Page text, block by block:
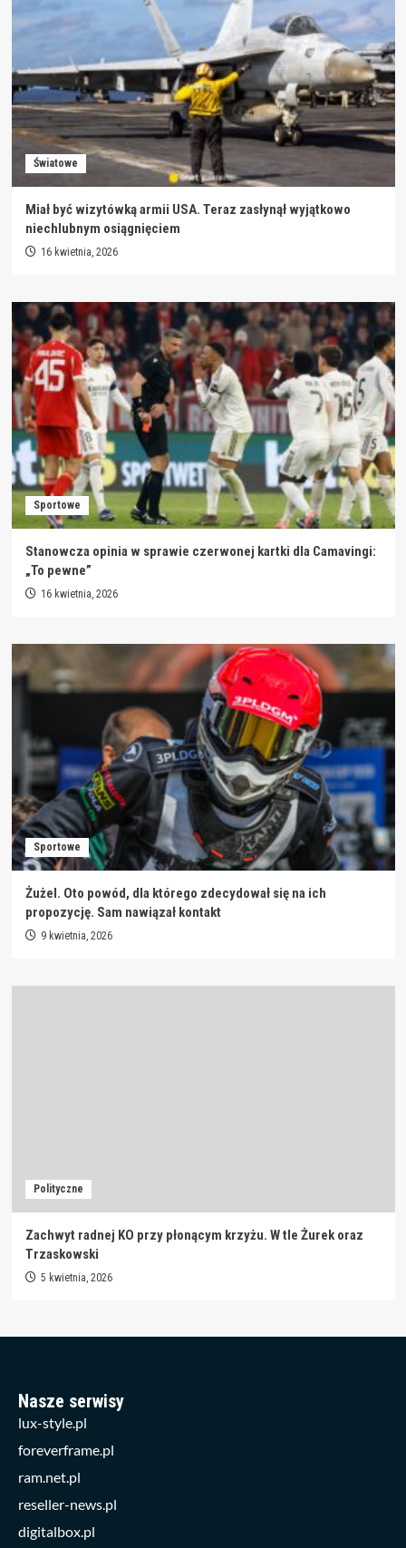
Światowe
Miał być wizytówką armii USA. Teraz zasłynął wyjątkowo
niechlubnym osiągnięciem
16 kwietnia, 2026
Sportowe
Stanowcza opinia w sprawie czerwonej kartki dla Camavingi:
„To pewne”
16 kwietnia, 2026
Sportowe
Żużel. Oto powód, dla którego zdecydował się na ich
propozycję. Sam nawiązał kontakt
9 kwietnia, 2026
Polityczne
Zachwyt radnej KO przy płonącym krzyżu. W tle Żurek oraz
Trzaskowski
5 kwietnia, 2026
Nasze serwisy
lux-style.pl
foreverframe.pl
ram.net.pl
reseller-news.pl
digitalbox.pl